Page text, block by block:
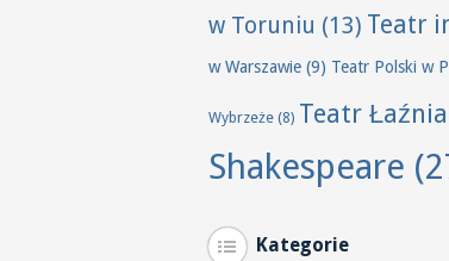
w Toruniu (13) Teatr
w Warszawie (9) Teatr Polski w
Wybrzeże (8) Teatr
Shakespeare
Kategorie